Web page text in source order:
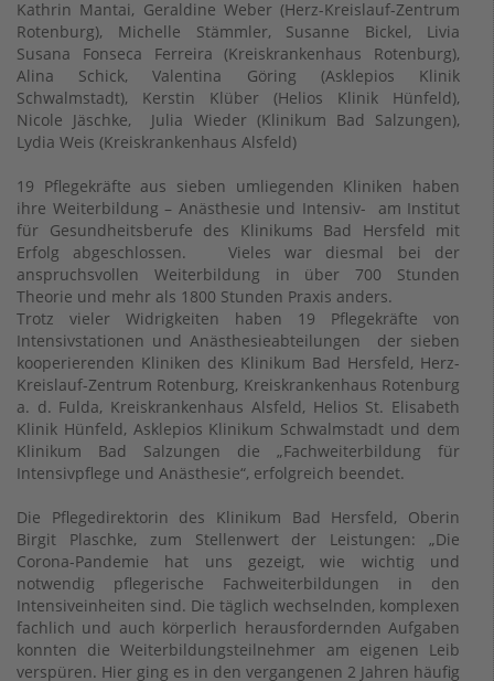
Kathrin Mantai, Geraldine Weber (Herz-Kreislauf-Zentrum
Rotenburg), Michelle Stämmler, Susanne Bickel, Livia
Susana Fonseca Ferreira (Kreiskrankenhaus Rotenburg),
Alina Schick, Valentina Göring (Asklepios Klinik
Schwalmstadt), Kerstin Klüber (Helios Klinik Hünfeld),
Nicole Jäschke, Julia Wieder (Klinikum Bad Salzungen),
Lydia Weis (Kreiskrankenhaus Alsfeld)
19 Pflegekräfte aus sieben umliegenden Kliniken haben
ihre Weiterbildung – Anästhesie und Intensiv- am Institut
für Gesundheitsberufe des Klinikums Bad Hersfeld mit
Erfolg abgeschlossen. Vieles war diesmal bei der
anspruchsvollen Weiterbildung in über 700 Stunden
Theorie und mehr als 1800 Stunden Praxis anders.
Trotz vieler Widrigkeiten haben 19 Pflegekräfte von
Intensivstationen und Anästhesieabteilungen der sieben
kooperierenden Kliniken des Klinikum Bad Hersfeld, Herz-
Kreislauf-Zentrum Rotenburg, Kreiskrankenhaus Rotenburg
a. d. Fulda, Kreiskrankenhaus Alsfeld, Helios St. Elisabeth
Klinik Hünfeld, Asklepios Klinikum Schwalmstadt und dem
Klinikum Bad Salzungen die „Fachweiterbildung für
Intensivpflege und Anästhesie“, erfolgreich beendet.
Die Pflegedirektorin des Klinikum Bad Hersfeld, Oberin
Birgit Plaschke, zum Stellenwert der Leistungen: „Die
Corona-Pandemie hat uns gezeigt, wie wichtig und
notwendig pflegerische Fachweiterbildungen in den
Intensiveinheiten sind. Die täglich wechselnden, komplexen
fachlich und auch körperlich herausfordernden Aufgaben
konnten die Weiterbildungsteilnehmer am eigenen Leib
verspüren. Hier ging es in den vergangenen 2 Jahren häufig